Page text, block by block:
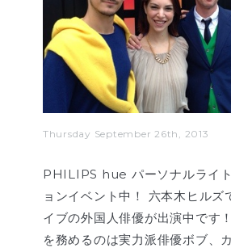
Thursday September 26th, 2013
PHILIPS hue パーソナルライ
ョンイベント中！ 六本木ヒルズ
イブの外国人俳優が出演中です
を務めるのは実力派俳優ボブ、